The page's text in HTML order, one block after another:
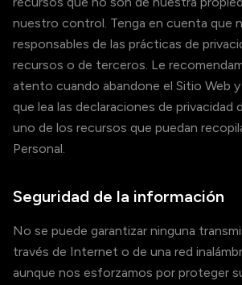
nuestro control. Tenga en cuenta que
responsables de las prácticas de
recursos o de terceros. Le
atento cuando abandone el Sitio Web
que lea las declaraciones de privacidad
uno de los recursos que puedan
Personal.
Seguridad de la información
No se puede garantizar ninguna
través de Internet o de una red
aunque nos esforzamos por proteger